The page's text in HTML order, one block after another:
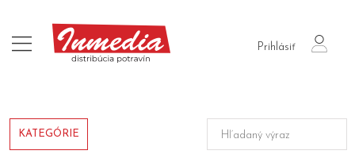
Prihlásiť
login
KATEGÓRIE